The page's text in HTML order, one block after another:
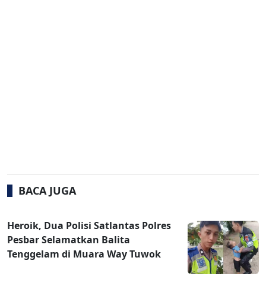
BACA JUGA
Heroik, Dua Polisi Satlantas Polres
Pesbar Selamatkan Balita
Tenggelam di Muara Way Tuwok